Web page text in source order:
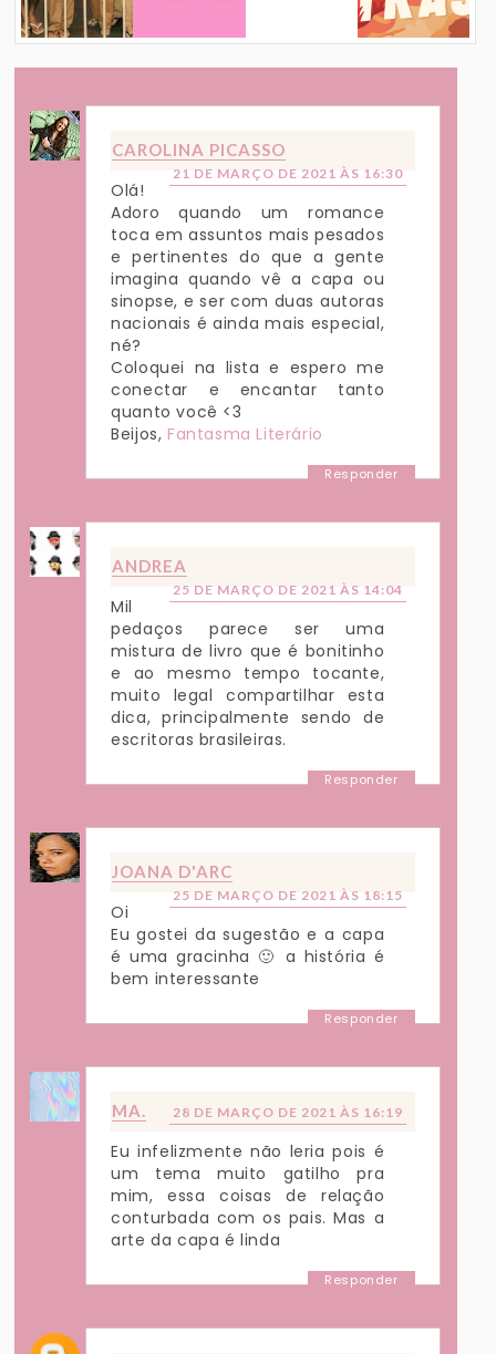
CAROLINA PICASSO
21 DE MARÇO DE 2021 ÀS 16:30
Olá!
Adoro quando um romance
toca em assuntos mais pesados
e pertinentes do que a gente
imagina quando vê a capa ou
sinopse, e ser com duas autoras
nacionais é ainda mais especial,
né?
Coloquei na lista e espero me
conectar e encantar tanto
quanto você <3
Beijos, Fantasma Literário
Responder
ANDREA
25 DE MARÇO DE 2021 ÀS 14:04
Mil
pedaços parece ser uma
mistura de livro que é bonitinho
e ao mesmo tempo tocante,
muito legal compartilhar esta
dica, principalmente sendo de
escritoras brasileiras.
Responder
JOANA D'ARC
25 DE MARÇO DE 2021 ÀS 18:15
Oi
Eu gostei da sugestão e a capa
é uma gracinha 🙂 a história é
bem interessante
Responder
MA. 28 DE MARÇO DE 2021 ÀS 16:19
Eu infelizmente não leria pois é
um tema muito gatilho pra
mim, essa coisas de relação
conturbada com os pais. Mas a
arte da capa é linda
Responder